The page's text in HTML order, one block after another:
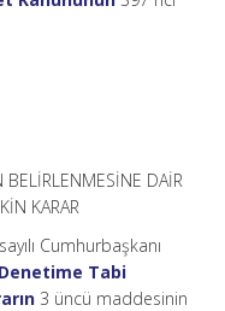
BELİRLENMESİNE DAİR
KARAR
Cumhurbaşkanı
Denetime Tabi
3 üncü maddesinin